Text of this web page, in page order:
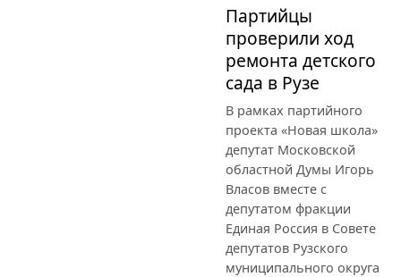
Партийцы
проверили ход
ремонта детского
сада в Рузе
В рамках партийного
проекта «Новая школа»
депутат Московской
областной Думы Игорь
Власов вместе с
депутатом фракции
Единая Россия в Совете
депутатов Рузского
муниципального округа